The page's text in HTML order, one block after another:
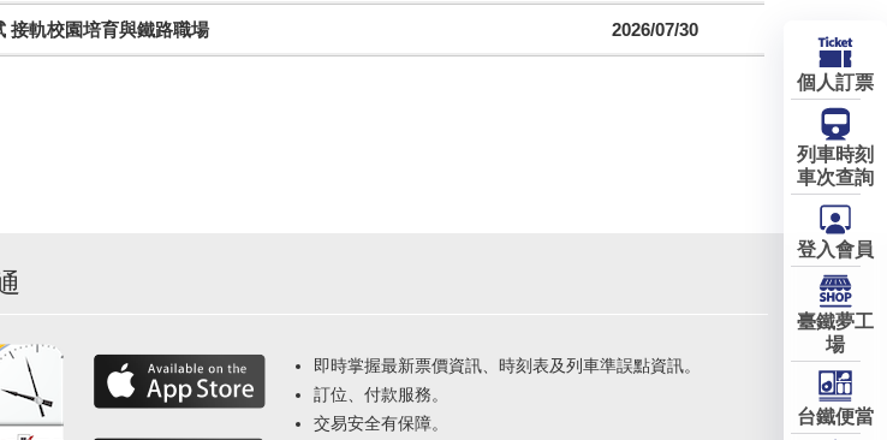
接軌校園培育與鐵路職場 2026/07/30
即時掌握最新票價資訊、時刻表及列車準誤點資訊。
訂位、付款服務。
交易安全有保障。
個人訂票
列車時刻
車次查詢
登入會員
臺鐵夢工
場
台鐵便當